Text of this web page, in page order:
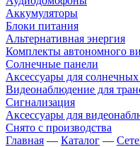
Аккумуляторы
Блоки питания
Альтернативная энергия
Комплекты автономного
Солнечные панели
Аксессуары для
Видеонаблюдение для
Сигнализация
Аксессуары для
Снято с производства
Главная — Каталог —